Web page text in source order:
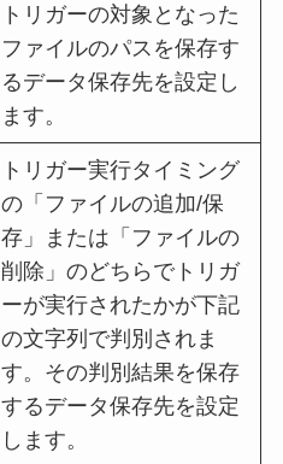
トリガーの対象となった
ファイルのパスを保存す
るデータ保存先を設定し
ます。
トリガー実行タイミング
の「ファイルの追加/保
存」または「ファイルの
削除」のどちらでトリガ
ーが実行されたかが下記
の文字列で判別されま
す。その判別結果を保存
するデータ保存先を設定
します。